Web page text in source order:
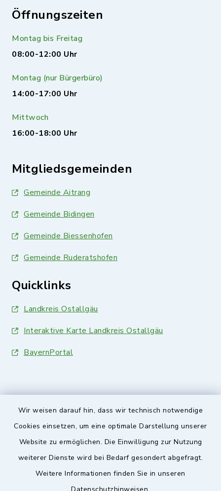
Wir weisen darauf hin, dass wir technisch notwendige
Cookies einsetzen, um eine optimale Darstellung unserer
Website zu ermöglichen. Die Einwilligung zur Nutzung
weiterer Dienste wird bei Bedarf gesondert abgefragt.
Weitere Informationen finden Sie in unseren
Öffnungszeiten
Montag bis Freitag
08:00-12:00 Uhr
Montag (nur Bürgerbüro)
14:00-17:00 Uhr
Mittwoch
16:00-18:00 Uhr
Mitgliedsgemeinden
Gemeinde Aitrang
Gemeinde Bidingen
Gemeinde Biessenhofen
Gemeinde Ruderatshofen
Quicklinks
Landkreis Ostallgäu
Interaktive Karte Landkreis Ostallgäu
BayernPortal
Sicherer Kontakt
Datenschutz